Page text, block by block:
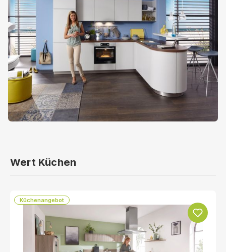
Wert Küchen
Küchenangebot